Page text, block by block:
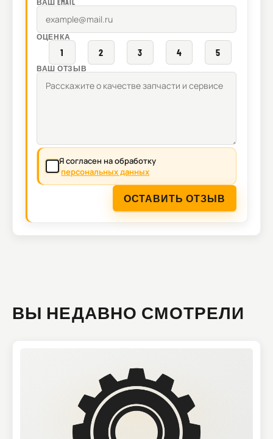
ВАШ EMAIL
ОЦЕНКА
1 2 3 4 5
ВАШ ОТЗЫВ
Я согласен на обработку
персональных данных
ОСТАВИТЬ ОТЗЫВ
ВЫ НЕДАВНО СМОТРЕЛИ